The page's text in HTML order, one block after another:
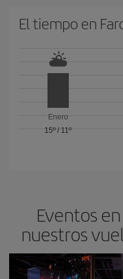
El tiempo en
Enero
15º/ 11º
Eventos
nuestros